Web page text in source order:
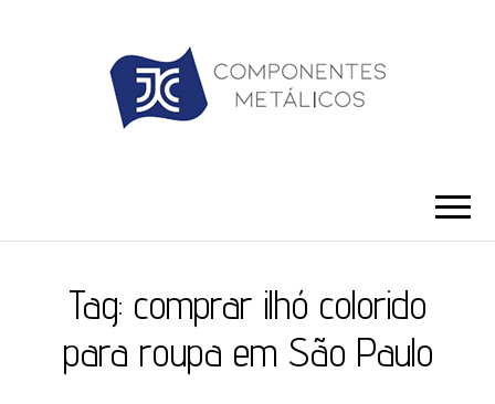
Tag: comprar ilhó colorido
para roupa em São Paulo